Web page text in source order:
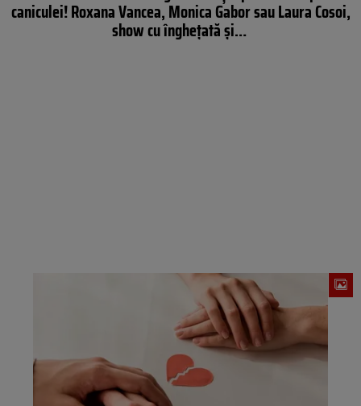
caniculei! Roxana Vancea, Monica Gabor sau Laura Cosoi,
show cu îngheţată şi…